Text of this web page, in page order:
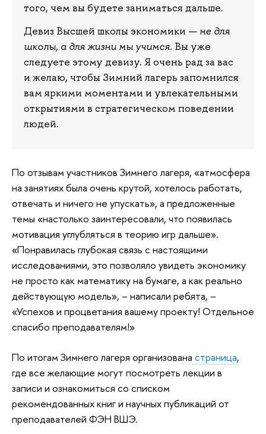
того, чем вы будете заниматься дальше.
Девиз Высшей школы экономики — не для
школы, а для жизни мы учимся. Вы уже
следуете этому девизу. Я очень рад за вас
и желаю, чтобы Зимний лагерь запомнился
вам яркими моментами и увлекательными
открытиями в стратегическом поведении
людей.
По отзывам участников Зимнего лагеря, «атмосфера
на занятиях была очень крутой, хотелось работать,
отвечать и ничего не упускать», а предложенные
темы «настолько заинтересовали, что появилась
мотивация углубляться в теорию игр дальше».
«Понравилась глубокая связь с настоящими
исследованиями, это позволяло увидеть экономику
не просто как математику на бумаге, а как реально
действующую модель», – написали ребята, –
«Успехов и процветания вашему проекту! Отдельное
спасибо преподавателям!»
По итогам Зимнего лагеря организована страница,
где все желающие могут посмотреть лекции в
записи и ознакомиться со списком
рекомендованных книг и научных публикаций от
преподавателей ФЭН ВШЭ.